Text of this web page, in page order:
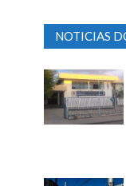
NOTICIAS